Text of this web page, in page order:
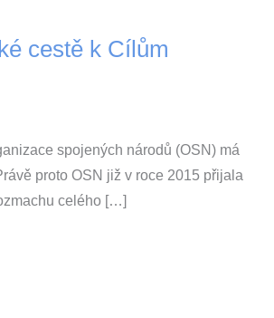
cestě k Cílům
spojených národů (OSN) má
proto OSN již v roce 2015 přijala
celého […]